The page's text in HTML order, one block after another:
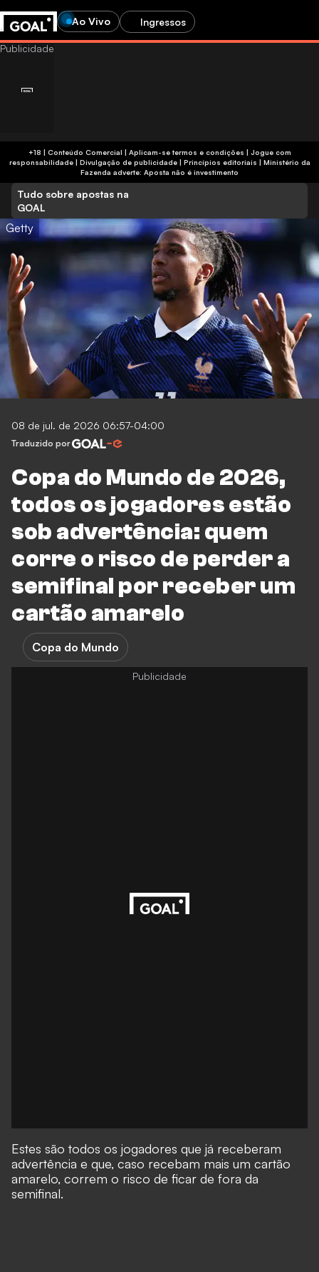
Ao Vivo Ingressos
+18 | Conteúdo Comercial | Aplicam-se termos e condições | Jogue com
responsabilidade| Divulgação de publicidade| Princípios editoriais | Ministério da
Fazenda adverte: Aposta não é investimento
Tudo sobre apostas na
GOAL
Getty
08 de jul. de 2026 06:57-04:00
Traduzido por
Copa do Mundo de 2026,
todos os jogadores estão
sob advertência: quem
corre o risco de perder a
semifinal por receber um
cartão amarelo
Copa do Mundo
Estes são todos os jogadores que já receberam
advertência e que, caso recebam mais um cartão
amarelo, correm o risco de ficar de fora da
semifinal.